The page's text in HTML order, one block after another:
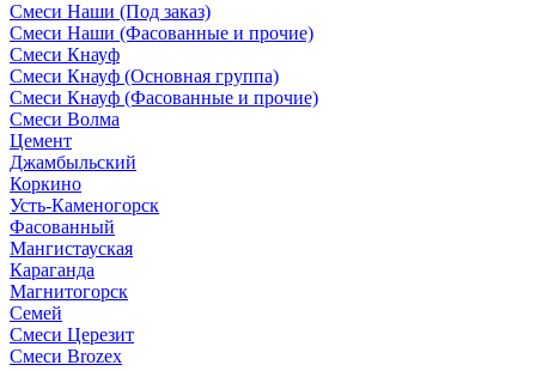
Смеси Наши (Под заказ)
Смеси Наши (Фасованные и прочие)
Смеси Кнауф
Смеси Кнауф (Основная группа)
Смеси Кнауф (Фасованные и прочие)
Смеси Волма
Цемент
Джамбыльский
Коркино
Усть-Каменогорск
Фасованный
Мангистауская
Караганда
Магнитогорск
Семей
Смеси Церезит
Смеси Brozex